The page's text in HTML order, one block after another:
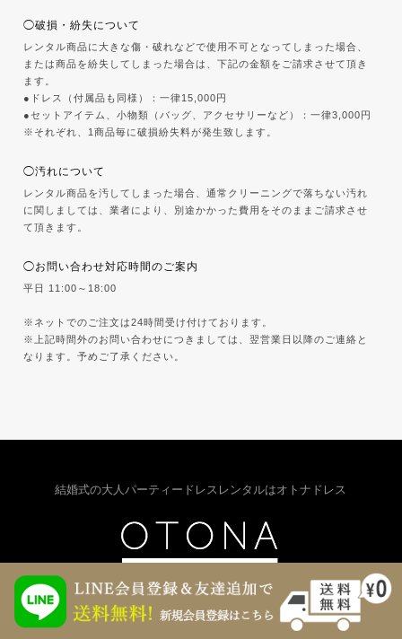
◯破損・紛失について
レンタル商品に大きな傷・破れなどで使用不可となってしまった場合、
または商品を紛失してしまった場合は、下記の金額をご請求させて頂き
ます。
●ドレス（付属品も同様）：一律15,000円
●セットアイテム、小物類（バッグ、アクセサリーなど）：一律3,000円
※それぞれ、1商品毎に破損紛失料が発生致します。
◯汚れについて
レンタル商品を汚してしまった場合、通常クリーニングで落ちない汚れ
に関しましては、業者により、別途かかった費用をそのままご請求させ
て頂きます。
◯お問い合わせ対応時間のご案内
平日 11:00～18:00
※ネットでのご注文は24時間受け付けております。
※上記時間外のお問い合わせにつきましては、翌営業日以降のご連絡と
なります。予めご了承ください。
結婚式の大人パーティードレスレンタルはオトナドレス